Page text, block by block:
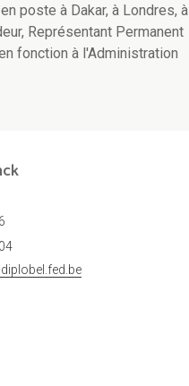
poste à Dakar, à Londres, à
Représentant Permanent
fonction à l'Administration